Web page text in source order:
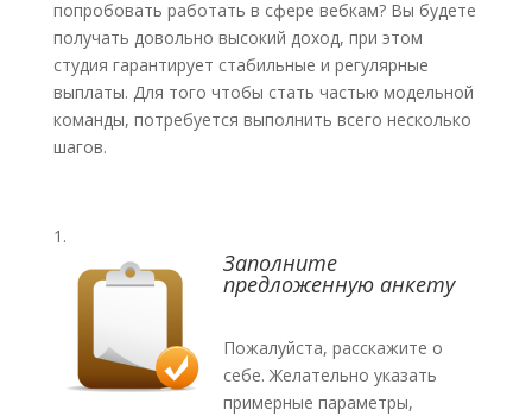
попробовать работать в сфере вебкам? Вы будете
получать довольно высокий доход, при этом
студия гарантирует стабильные и регулярные
выплаты. Для того чтобы стать частью модельной
команды, потребуется выполнить всего несколько
шагов.
Заполните
предложенную анкету
Пожалуйста, расскажите о
себе. Желательно указать
примерные параметры,